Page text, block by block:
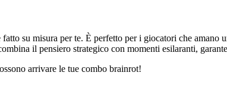
fatto su misura per te. È perfetto per i giocatori che amano
il pensiero strategico con momenti esilaranti,
arrivare le tue combo brainrot!